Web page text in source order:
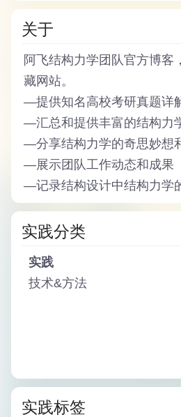
关于
阿飞结构力学团队官方博客
藏网站。
—提供知名高校考研真题详
—汇总和提供丰富的结构力
—分享结构力学的奇思妙想
—展示团队工作动态和成果
—记录结构设计中结构力学
实践分类
实践
技术&方法
实践标签